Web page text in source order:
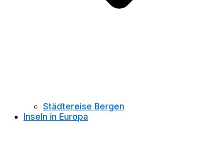
Städtereise Bergen
Inseln in Europa